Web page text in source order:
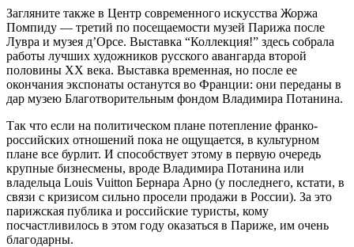
Загляните также в Центр современного искусства Жоржа
Помпиду — третий по посещаемости музей Парижа после
Лувра и музея д’Орсе. Выставка “Коллекция!” здесь собрала
работы лучших художников русского авангарда второй
половины XX века. Выставка временная, но после ее
окончания экспонаты останутся во Франции: они переданы в
дар музею Благотворительным фондом Владимира Потанина.
Так что если на политическом плане потепление франко-
российских отношений пока не ощущается, в культурном
плане все бурлит. И способствует этому в первую очередь
крупные бизнесмены, вроде Владимира Потанина или
владельца Louis Vuitton Бернара Арно (у последнего, кстати, в
связи с кризисом сильно просели продажи в России). За это
парижская публика и российские туристы, кому
посчастливилось в этом году оказаться в Париже, им очень
благодарны.